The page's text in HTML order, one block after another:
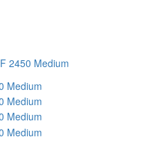
2450 Medium